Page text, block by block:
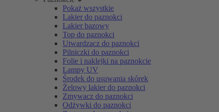
Pokaż wszystkie
Lakier do paznokci
Lakier bazowy
Top do paznokci
Utwardzacz do paznokci
Pilniczki do paznokci
Folie i naklejki na paznokcie
Lampy UV
Środek do usuwania skórek
Żelowy lakier do paznokci
Zmywacz do paznokci
Odżywki do paznokci